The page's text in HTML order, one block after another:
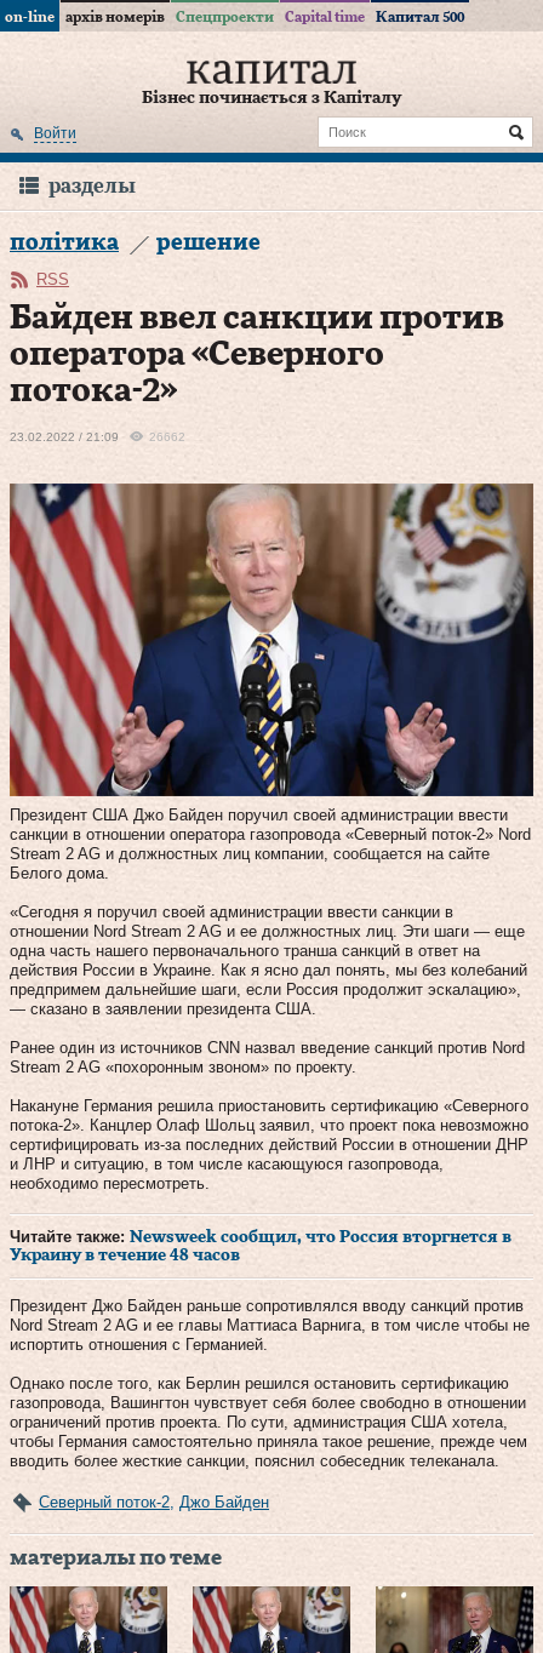
on-line архів номерів Спецпроекти Capital time Капитал 500
Бізнес починається з Капіталу
Войти
разделы
політика решение
RSS
Байден ввел санкции против
оператора «Северного
потока-2»
23.02.2022 / 21:09 26662
Президент США Джо Байден поручил своей администрации ввести
санкции в отношении оператора газопровода «Северный поток-2» Nord
Stream 2 AG и должностных лиц компании, сообщается на сайте
Белого дома.
«Сегодня я поручил своей администрации ввести санкции в
отношении Nord Stream 2 AG и ее должностных лиц. Эти шаги — еще
одна часть нашего первоначального транша санкций в ответ на
действия России в Украине. Как я ясно дал понять, мы без колебаний
предпримем дальнейшие шаги, если Россия продолжит эскалацию»,
— сказано в заявлении президента США.
Ранее один из источников CNN назвал введение санкций против Nord
Stream 2 AG «похоронным звоном» по проекту.
Накануне Германия решила приостановить сертификацию «Северного
потока-2». Канцлер Олаф Шольц заявил, что проект пока невозможно
сертифицировать из-за последних действий России в отношении ДНР
и ЛНР и ситуацию, в том числе касающуюся газопровода,
необходимо пересмотреть.
Читайте также: Newsweek сообщил, что Россия вторгнется в
Украину в течение 48 часов
Президент Джо Байден раньше сопротивлялся вводу санкций против
Nord Stream 2 AG и ее главы Маттиаса Варнига, в том числе чтобы не
испортить отношения с Германией.
Однако после того, как Берлин решился остановить сертификацию
газопровода, Вашингтон чувствует себя более свободно в отношении
ограничений против проекта. По сути, администрация США хотела,
чтобы Германия самостоятельно приняла такое решение, прежде чем
вводить более жесткие санкции, пояснил собеседник телеканала.
Северный поток-2 Джо Байден
материалы по теме